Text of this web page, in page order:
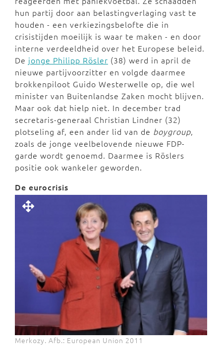
hun partij door aan belastingverlaging vast te
houden - een verkiezingsbelofte die in
crisistijden moeilijk is waar te maken - en door
interne verdeeldheid over het Europese beleid.
De jonge Philipp Rösler (38) werd in april de
nieuwe partijvoorzitter en volgde daarmee
brokkenpiloot Guido Westerwelle op, die wel
minister van Buitenlandse Zaken mocht blijven.
Maar ook dat hielp niet. In december trad
secretaris-generaal Christian Lindner (32)
plotseling af, een ander lid van de boygroup,
zoals de jonge veelbelovende nieuwe FDP-
garde wordt genoemd. Daarmee is Röslers
positie ook wankeler geworden.
De eurocrisis
Merkozy. Afb.: European Union 2011